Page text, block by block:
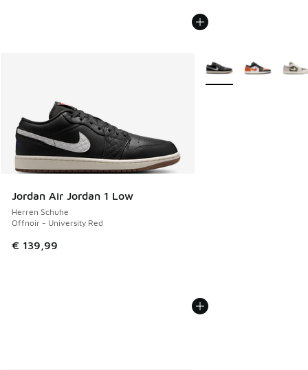
Jordan Air Jordan 1 Low
Herren Schuhe
Offnoir - University Red
€ 139,99
Weitere Farben